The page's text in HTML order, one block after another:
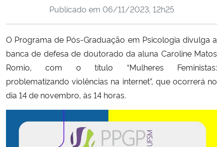
Ministério da Cidadania
Ministério da Ciência, Tecnologia, Inovações e Comunicações
Publicado em 06/11/2023, 12h25
O Programa de Pós-Graduação em Psicologia divulga a
banca de defesa de doutorado da aluna Caroline Matos
Romio, com o título “Mulheres Feministas:
problematizando violências na internet”, que ocorrerá no
dia 14 de novembro, às 14 horas.